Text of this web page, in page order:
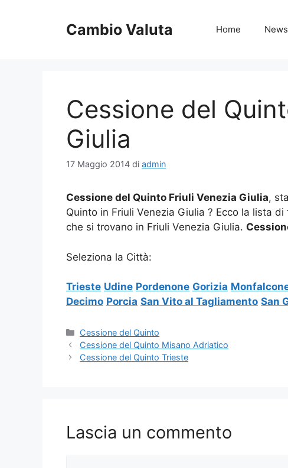
Cambio Valuta Home News
Cessione del
Giulia
17 Maggio 2014 di admin
Cessione del Quinto Friuli Venezia Giulia,
Quinto in Friuli Venezia Giulia ? Ecco la lista
che si trovano in Friuli Venezia Giulia.
Seleziona la Città:
Trieste Udine Pordenone Gorizia
Decimo Porcia San Vito al Tagliamento San
Categorie
Cessione del Quinto
Cessione del Quinto Misano Adriatico
Cessione del Quinto Trieste
Lascia un commento